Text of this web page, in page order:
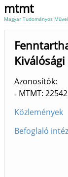
mtmt
Magyar Tudományos
Kiválósági
Azonosítók
MTMT: 22542
Közlemények
Befoglaló